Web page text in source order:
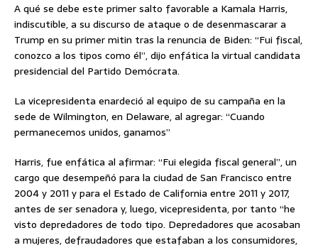
A qué se debe este primer salto favorable a Kamala Harris,
indiscutible, a su discurso de ataque o de desenmascarar a
Trump en su primer mitin tras la renuncia de Biden: “Fui fiscal,
conozco a los tipos como él”, dijo enfática la virtual candidata
presidencial del Partido Demócrata.
La vicepresidenta enardeció al equipo de su campaña en la
sede de Wilmington, en Delaware, al agregar: “Cuando
permanecemos unidos, ganamos”
Harris, fue enfática al afirmar: “Fui elegida fiscal general”, un
cargo que desempeñó para la ciudad de San Francisco entre
2004 y 2011 y para el Estado de California entre 2011 y 2017,
antes de ser senadora y, luego, vicepresidenta, por tanto “he
visto depredadores de todo tipo. Depredadores que acosaban
a mujeres, defraudadores que estafaban a los consumidores,